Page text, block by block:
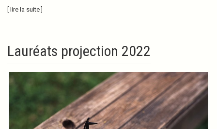
[ lire la suite ]
Lauréats projection 2022